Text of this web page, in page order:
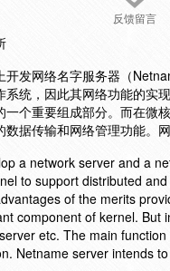
反馈留言
开发网络名字服务器（
系统，因此其网络功能的实
一个重要组成部分。而在微
数据传输和网络管理功能。
a network server and a
to support distributed
of the merits
component of kernel.
etc. The main
Netname server intends